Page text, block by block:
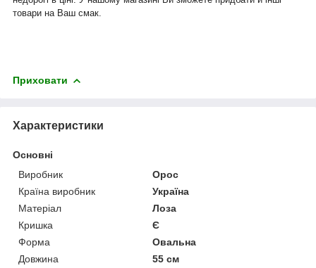
товари на Ваш смак.
Приховати
Характеристики
Основні
Виробник
Орос
Країна виробник
Україна
Матеріал
Лоза
Кришка
Є
Форма
Овальна
Довжина
55 см